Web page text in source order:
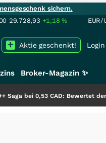
sichern.
29.728,93 +1,18% EUR/
Login
Aktie geschenkt!
Broker-Magazin ✨
0,53 CAD: Bewertet der Markt